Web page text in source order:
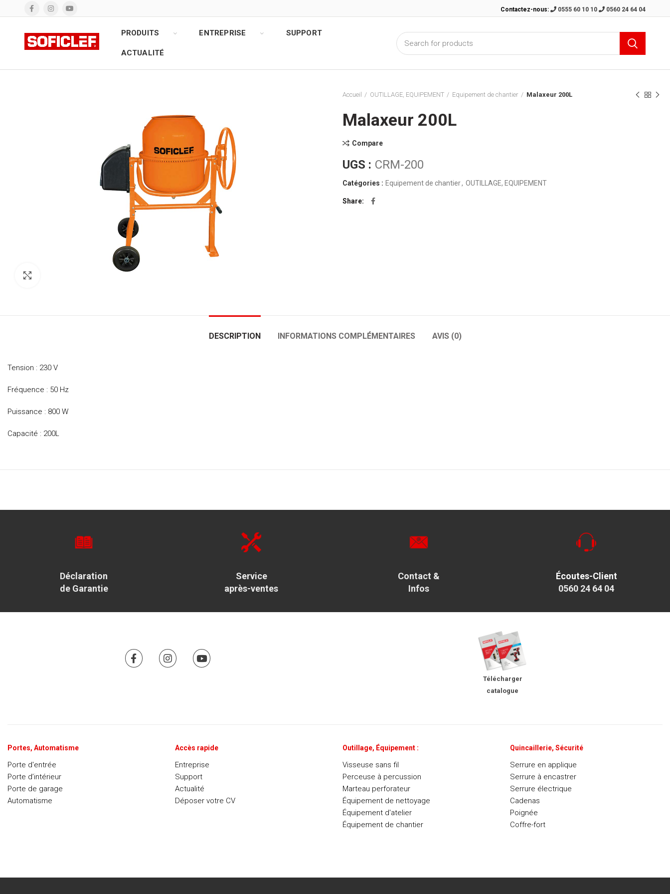
Contactez-nous: 0555 60 10 10 0560 24 64 04
PRODUITS ENTREPRISE SUPPORT
ACTUALITÉ
Accueil OUTILLAGE, EQUIPEMENT Equipement de chantier Malaxeur 200L
Malaxeur 200L
Compare
UGS : CRM-200
Catégories : Equipement de chantier, OUTILLAGE, EQUIPEMENT
Share
DESCRIPTION INFORMATIONS COMPLÉMENTAIRES AVIS (0)
Tension : 230 V
Fréquence : 50 Hz
Puissance : 800 W
Capacité : 200L
Déclaration
de Garantie
Service
après-ventes
Contact &
Infos
Écoutes-Client
0560 24 64 04
Télécharger
catalogue
Portes, Automatisme
Porte d'entrée
Porte d’intérieur
Porte de garage
Automatisme
Accès rapide
Entreprise
Support
Actualité
Déposer votre CV
Outillage, Équipement :
Visseuse sans fil
Perceuse à percussion
Marteau perforateur
Équipement de nettoyage
Équipement d'atelier
Équipement de chantier
Quincaillerie, Sécurité
Serrure en applique
Serrure à encastrer
Serrure électrique
Cadenas
Poignée
Coffre-fort